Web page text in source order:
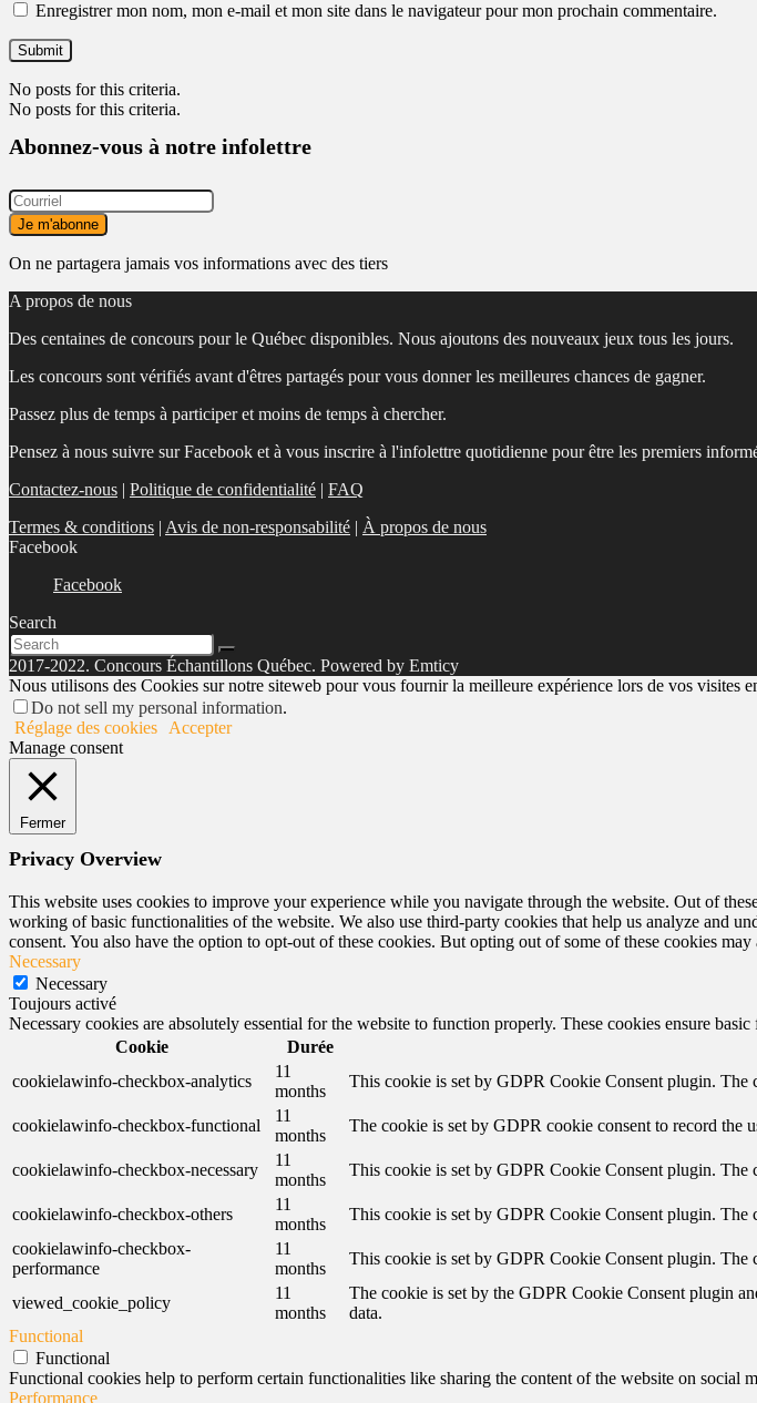
Enregistrer mon nom, mon e-mail et mon site dans le navigateur pour mon prochain commentaire.
No posts for this criteria.
No posts for this criteria.
Abonnez-vous à notre infolettre
On ne partagera jamais vos informations avec des tiers
A propos de nous
Des centaines de concours pour le Québec disponibles. Nous ajoutons des nouveaux jeux tous les jours.
Les concours sont vérifiés avant d'êtres partagés pour vous donner les meilleures chances de gagner.
Passez plus de temps à participer et moins de temps à chercher.
Pensez à nous suivre sur Facebook et à vous inscrire à l'infolettre quotidienne pour être les premiers
Contactez-nous | Politique de confidentialité | FAQ
Termes & conditions | Avis de non-responsabilité | À propos de nous
Facebook
Facebook
Search
2017-2022. Concours Échantillons Québec. Powered by Emticy
Nous utilisons des Cookies sur notre siteweb pour vous fournir la meilleure expérience lors de vos visites
Do not sell my personal information.
Réglage des cookies
Accepter
Manage consent
Fermer
Privacy Overview
This website uses cookies to improve your experience while you navigate through the website. Out of
working of basic functionalities of the website. We also use third-party cookies that help us analyze and
consent. You also have the option to opt-out of these cookies. But opting out of some of these cookies
Necessary
Necessary
Toujours activé
Necessary cookies are absolutely essential for the website to function properly. These cookies ensure
Cookie
Durée
cookielawinfo-checkbox-analytics
11
months
This cookie is set by GDPR Cookie Consent plugin. The
cookielawinfo-checkbox-functional
11
months
The cookie is set by GDPR cookie consent to record the
cookielawinfo-checkbox-necessary
11
months
This cookie is set by GDPR Cookie Consent plugin. The
cookielawinfo-checkbox-others
11
months
This cookie is set by GDPR Cookie Consent plugin. The
cookielawinfo-checkbox-
performance
11
months
This cookie is set by GDPR Cookie Consent plugin. The
viewed_cookie_policy
11
months
The cookie is set by the GDPR Cookie Consent plugin
data.
Functional
Functional
Functional cookies help to perform certain functionalities like sharing the content of the website on social
Performance